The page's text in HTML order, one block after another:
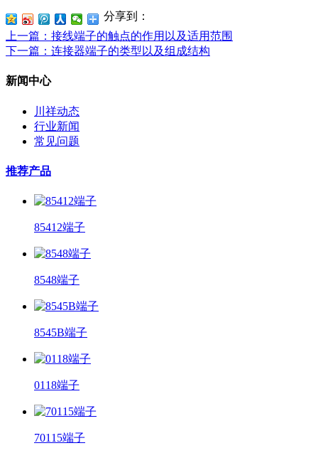
分享到：
上一篇 ：接线端子的触点的作用以及适用范围
下一篇 ：连接器端子的类型以及组成结构
新闻中心
川祥动态
行业新闻
常见问题
推荐产品
85412端子
8548端子
8545B端子
0118端子
70115端子